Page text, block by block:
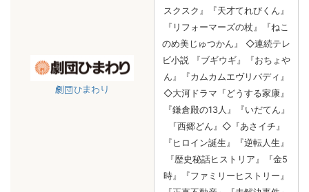
劇団ひまわり
スクスク』『天才てれびくん』
『リフォーマーズの杖』『ねこ
のめ美じゅつかん』 ◇連続テレ
ビ小説 『ブギウギ』『おちょや
ん』『カムカムエヴリバディ』
◇大河ドラマ『どうする家康』
『鎌倉殿の13人』『いだてん』
『西郷どん』◇『あさイチ』
『ヒロイン誕生』『逆転人生』
『歴史秘話ヒストリア』『金5
時』『ファミリーヒストリー』